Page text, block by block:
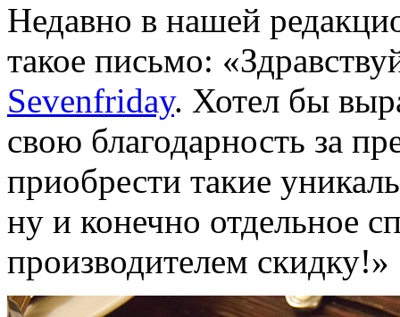
Недавно в нашей
такое письмо:
Sevenfriday. Хотел бы
свою благодарность за
приобрести такие
ну и конечно отдельное
производителем скидку!»